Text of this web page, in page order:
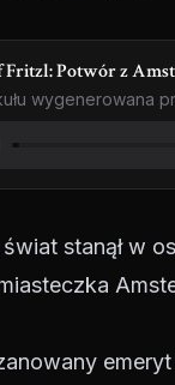
Fritzl: Potwór z
wygenerowana
stanął w